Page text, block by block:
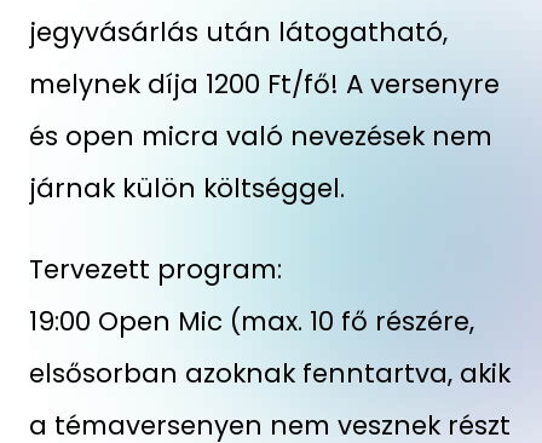
jegyvásárlás után látogatható,
melynek díja 1200 Ft/fő! A versenyre
és open micra való nevezések nem
járnak külön költséggel.
Tervezett program:
19:00 Open Mic (max. 10 fő részére,
elsősorban azoknak fenntartva, akik
a témaversenyen nem vesznek részt